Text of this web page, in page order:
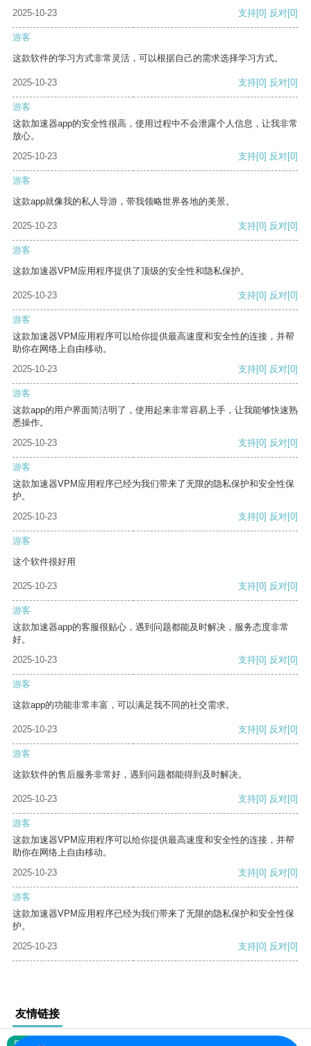
2025-10-23 支持[0] 反对[0]
游客
这款软件的学习方式非常灵活，可以根据自己的需求选择学习方式。
2025-10-23 支持[0] 反对[0]
游客
这款加速器app的安全性很高，使用过程中不会泄露个人信息，让我非常
放心。
2025-10-23
支持[0] 反对[0]
游客
这款app就像我的私人导游，带我领略世界各地的美景。
2025-10-23 支持[0] 反对[0]
游客
这款加速器VPM应用程序提供了顶级的安全性和隐私保护。
2025-10-23 支持[0] 反对[0]
游客
这款加速器VPM应用程序可以给你提供最高速度和安全性的连接，并帮
助你在网络上自由移动。
2025-10-23
支持[0] 反对[0]
游客
这款app的用户界面简洁明了，使用起来非常容易上手，让我能够快速熟
悉操作。
2025-10-23
支持[0] 反对[0]
游客
这款加速器VPM应用程序已经为我们带来了无限的隐私保护和安全性保
护。
2025-10-23
支持[0] 反对[0]
游客
这个软件很好用
2025-10-23 支持[0] 反对[0]
游客
这款加速器app的客服很贴心，遇到问题都能及时解决，服务态度非常
好。
2025-10-23
支持[0] 反对[0]
游客
这款app的功能非常丰富，可以满足我不同的社交需求。
2025-10-23 支持[0] 反对[0]
游客
这款软件的售后服务非常好，遇到问题都能得到及时解决。
2025-10-23 支持[0] 反对[0]
游客
这款加速器VPM应用程序可以给你提供最高速度和安全性的连接，并帮
助你在网络上自由移动。
2025-10-23
支持[0] 反对[0]
游客
这款加速器VPM应用程序已经为我们带来了无限的隐私保护和安全性保
护。
2025-10-23
支持[0] 反对[0]
友情链接